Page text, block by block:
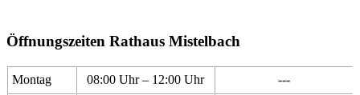
Öffnungszeiten Rathaus Mistelbach
Montag 08:00 Uhr – 12:00 Uhr
---